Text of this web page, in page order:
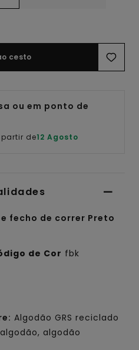
cesto
ou em ponto de
de12 Agosto
fecho de correr Preto
de Cor fbk
Algodão GRS reciclado
algodão